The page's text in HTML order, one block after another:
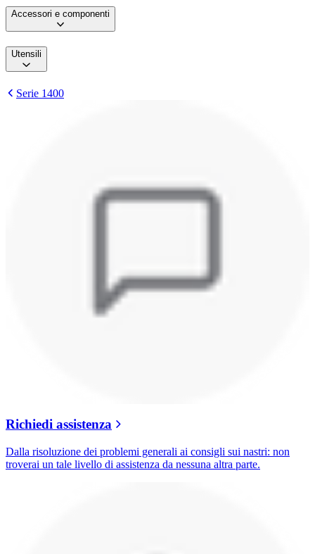
Accessori e componenti
Utensili
Serie 1400
Richiedi assistenza
Dalla risoluzione dei problemi generali ai consigli sui nastri: non
troverai un tale livello di assistenza da nessuna altra parte.